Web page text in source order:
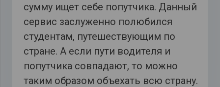
сумму ищет себе попутчика. Данный
сервис заслуженно полюбился
студентам, путешествующим по
стране. А если пути водителя и
попутчика совпадают, то можно
таким образом объехать всю страну.